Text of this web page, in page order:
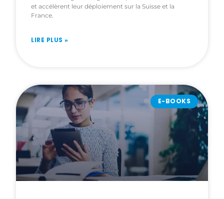
et accélèrent leur déploiement sur la Suisse et la
France.
LIRE PLUS »
E-BOOKS